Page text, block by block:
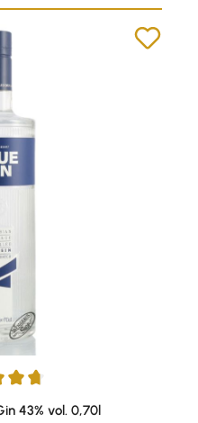
von 4.77 von 5 Sternen
43% vol. 0,70l